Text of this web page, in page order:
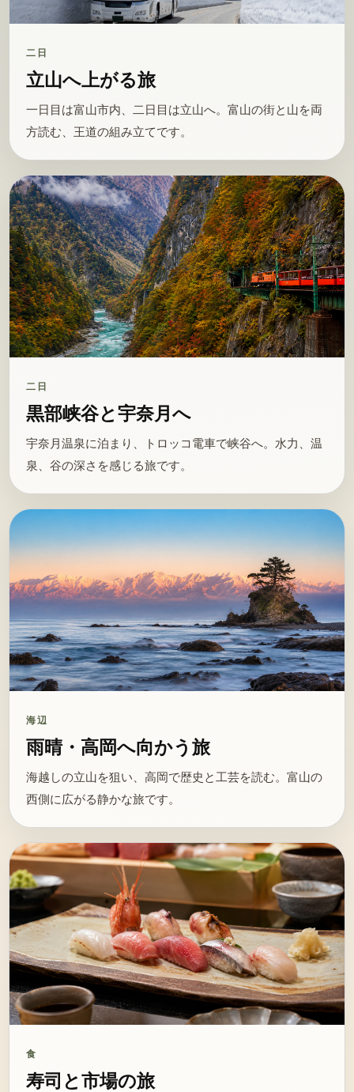
二日
立山へ上がる旅
一日目は富山市内、二日目は立山へ。富山の街と山を両
方読む、王道の組み立てです。
二日
黒部峡谷と宇奈月へ
宇奈月温泉に泊まり、トロッコ電車で峡谷へ。水力、温
泉、谷の深さを感じる旅です。
海辺
雨晴・高岡へ向かう旅
海越しの立山を狙い、高岡で歴史と工芸を読む。富山の
西側に広がる静かな旅です。
食
寿司と市場の旅